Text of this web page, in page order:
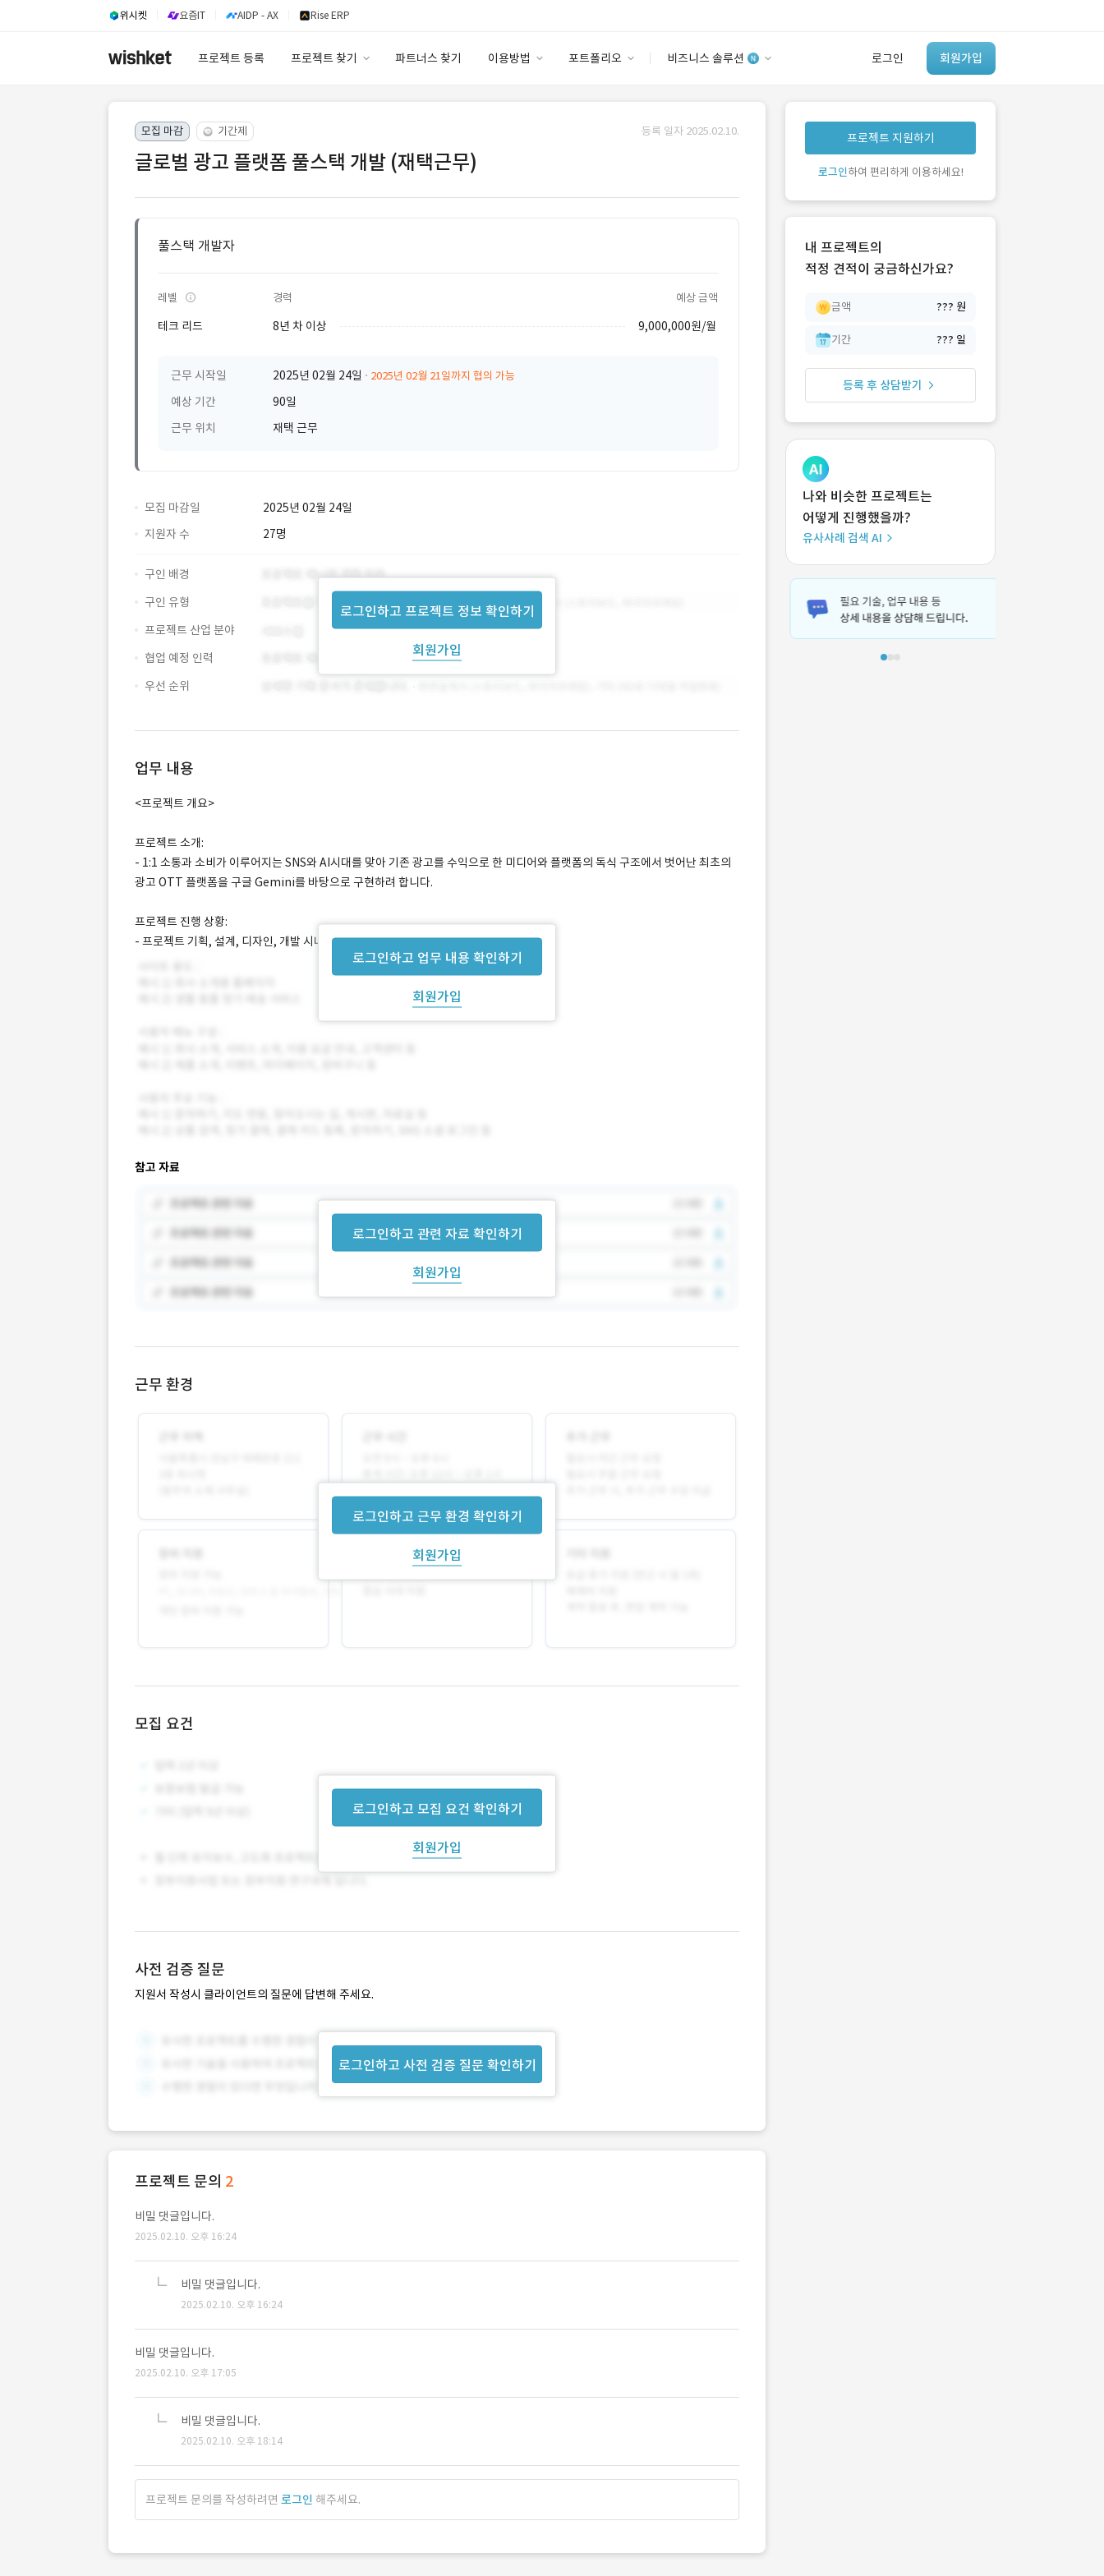
위시켓 요즘IT AIDP - AX Rise ERP
프로젝트 등록 프로젝트 찾기 파트너스 찾기 이용방법 포트폴리오 비즈니스 솔루션 로그인 회원가입
안심 코드 케어
유사사례 검색 AI
‘이런 거’ 만들어본
개발 회사 있어?
모집 마감 기간제 등록 일자 2025.02.10.
글로벌 광고 플랫폼 풀스택 개발 (재택근무)
풀스택 개발자
레벨 경력 예상 금액
테크 리드 8년 차 이상 9,000,000원/월
근무 시작일 2025년 02월 24일 2025년 02월 21일까지 협의 가능
예상 기간
90일
근무 위치
재택 근무
모집 마감일
2025년 02월 24일
지원자 수
27명
로그인하고 프로젝트 정보 확인하기
회원가입
구인 배경
구인 유형
프로젝트 산업 분야
협업 예정 인력
우선 순위
업무 내용
로그인하고 업무 내용 확인하기
회원가입
<프로젝트 개요>
프로젝트 소개:
- 1:1 소통과 소비가 이루어지는 SNS와 AI시대를 맞아 기존 광고를 수익으로 한 미디어와 플랫폼의 독식 구조에서 벗어난 최초의
광고 OTT 플랫폼을 구글 Gemini를 바탕으로 구현하려 합니다.
프로젝트 진행 상황:
- 프로젝트 기획, 설계, 디자인, 개발 시나리오 작성 진행 중입니다.
참고 자료
로그인하고 관련 자료 확인하기
회원가입
근무 환경
로그인하고 근무 환경 확인하기
회원가입
모집 요건
로그인하고 모집 요건 확인하기
회원가입
사전 검증 질문
지원서 작성시 클라이언트의 질문에 답변해 주세요.
로그인하고 사전 검증 질문 확인하기
프로젝트 문의 2
비밀 댓글입니다.
2025.02.10. 오후 16:24
비밀 댓글입니다.
2025.02.10. 오후 16:24
비밀 댓글입니다.
2025.02.10. 오후 17:05
비밀 댓글입니다.
2025.02.10. 오후 18:14
프로젝트 문의를 작성하려면 로그인 해주세요.
프로젝트 지원하기
로그인하여 편리하게 이용하세요!
내 프로젝트의
적정 견적이 궁금하신가요?
금액 ??? 원
기간 ??? 일
등록 후 상담받기
나와 비슷한 프로젝트는
어떻게 진행했을까?
유사사례 검색 AI